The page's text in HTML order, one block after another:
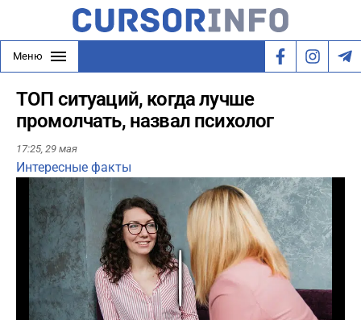
Меню
ТОП ситуаций, когда лучше
промолчать, назвал психолог
17:25, 29 мая
Интересные факты
Play